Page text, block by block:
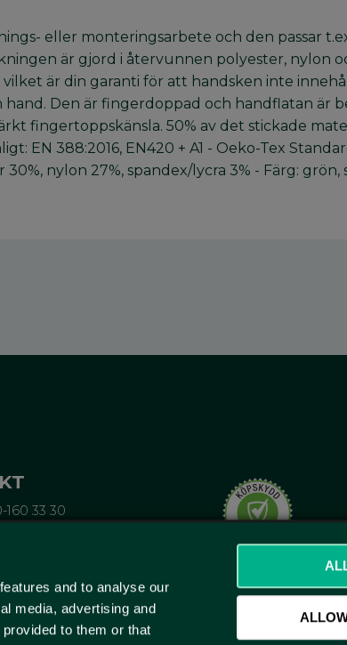
and to analyse our
media, advertising and
to them or that
eller monteringsarbete och den passar
är gjord i återvunnen polyester, nylon
är din garanti för att handsken inte
Den är fingerdoppad och handflatan är
fingertoppskänsla. 50% av det stickade
388:2016, EN420 + A1 - Oeko-Tex
nylon 27%, spandex/lycra 3% - Färg: grön,
160 33 30